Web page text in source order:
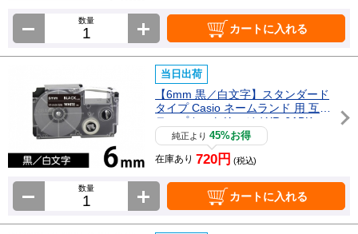
数量
カートに入れる
当日出荷
【6mm 黒／白文字】スタンダード
タイプ Casio ネームランド 用 互換
テープカートリッジ / XR-6ABK
純正より45%お得
在庫あり 720円 (税込)
数量
カートに入れる